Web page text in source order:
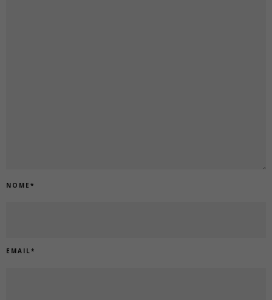
NOME *
EMAIL*